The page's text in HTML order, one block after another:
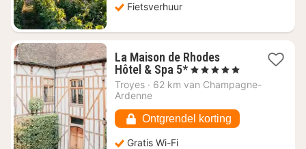
Fietsverhuur
La Maison de Rhodes
Hôtel & Spa 5*1
nacht
349,75
, 5 Sterren
Troyes · 62 km van Champagne-
Ardenne
Ontgrendel korting
Gratis Wi-Fi